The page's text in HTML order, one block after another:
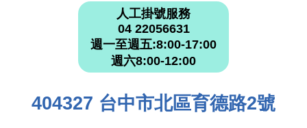
人工掛號服務
04 22056631
週一至週五:8:00-17:00
週六8:00-12:00
404327 台中市北區育德路2號